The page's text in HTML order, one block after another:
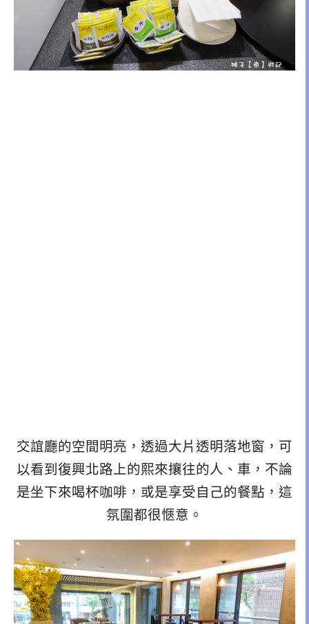
交誼廳的空間明亮，透過大片透明落地窗，可
以看到復興北路上的熙來攘往的人、車，不論
是坐下來喝杯咖啡，或是享受自己的餐點，這
氛圍都很愜意。